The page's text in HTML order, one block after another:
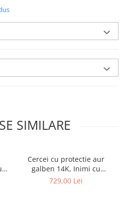
SIMILARE
Cercei cu protectie aur
galben 14K, Inimi cu
diamant lateral 5 mm
729,00 Lei